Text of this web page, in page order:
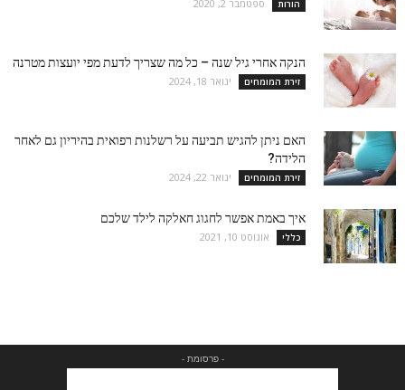
הורות ספטמבר 2, 2020
הנקה אחרי גיל שנה – כל מה שצריך לדעת מפי יועצות מטרנה
זירת המומחים ינואר 18, 2024
האם ניתן להגיש תביעה על רשלנות רפואית בהיריון גם לאחר
הלידה?
זירת המומחים ינואר 22, 2024
איך באמת אפשר לחגוג חאלקה לילד שלכם
כללי אוגוסט 10, 2021
- פרסומת -